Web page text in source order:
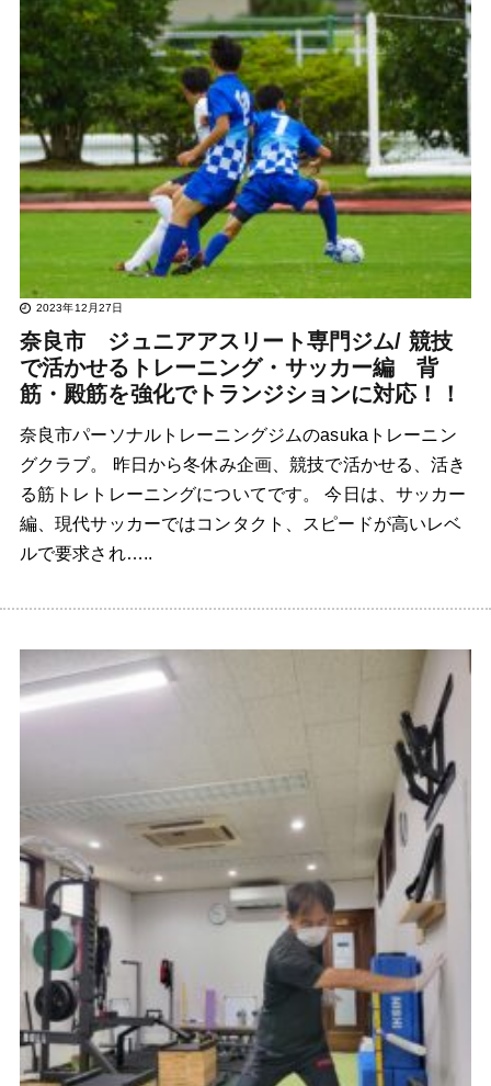
2023年12月27日
奈良市 ジュニアアスリート専門ジム/ 競技
で活かせるトレーニング・サッカー編 背
筋・殿筋を強化でトランジションに対応！！
奈良市パーソナルトレーニングジムのasukaトレーニン
グクラブ。 昨日から冬休み企画、競技で活かせる、活き
る筋トレトレーニングについてです。 今日は、サッカー
編、現代サッカーではコンタクト、スピードが高いレベ
ルで要求され…..